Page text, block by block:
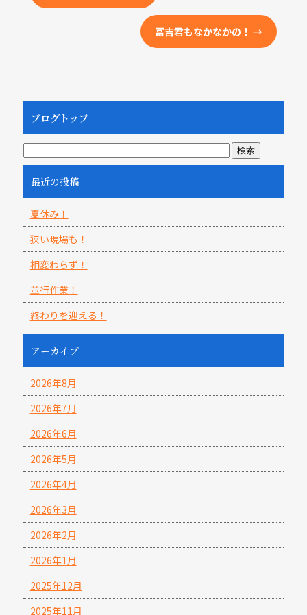
冨吉君もなかなかの！→
ブログトップ
最近の投稿
夏休み！
狭い現場も！
相変わらず！
並行作業！
終わりを迎える！
アーカイブ
2026年8月
2026年7月
2026年6月
2026年5月
2026年4月
2026年3月
2026年2月
2026年1月
2025年12月
2025年11月